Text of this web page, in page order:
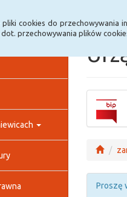
cookies do przechowywania
przechowywania plików
Proszę